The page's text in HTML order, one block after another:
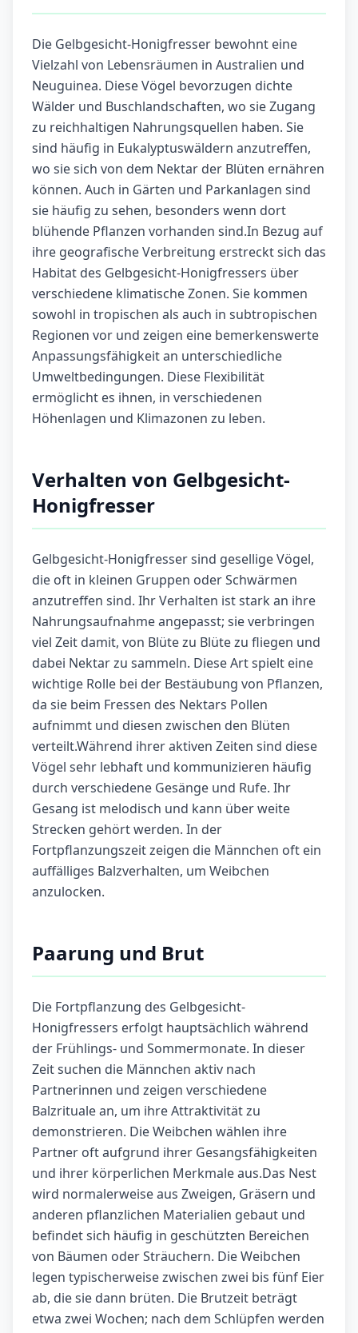
Die Gelbgesicht-Honigfresser bewohnt eine
Vielzahl von Lebensräumen in Australien und
Neuguinea. Diese Vögel bevorzugen dichte
Wälder und Buschlandschaften, wo sie Zugang
zu reichhaltigen Nahrungsquellen haben. Sie
sind häufig in Eukalyptuswäldern anzutreffen,
wo sie sich von dem Nektar der Blüten ernähren
können. Auch in Gärten und Parkanlagen sind
sie häufig zu sehen, besonders wenn dort
blühende Pflanzen vorhanden sind.In Bezug auf
ihre geografische Verbreitung erstreckt sich das
Habitat des Gelbgesicht-Honigfressers über
verschiedene klimatische Zonen. Sie kommen
sowohl in tropischen als auch in subtropischen
Regionen vor und zeigen eine bemerkenswerte
Anpassungsfähigkeit an unterschiedliche
Umweltbedingungen. Diese Flexibilität
ermöglicht es ihnen, in verschiedenen
Höhenlagen und Klimazonen zu leben.
Verhalten von Gelbgesicht-
Honigfresser
Gelbgesicht-Honigfresser sind gesellige Vögel,
die oft in kleinen Gruppen oder Schwärmen
anzutreffen sind. Ihr Verhalten ist stark an ihre
Nahrungsaufnahme angepasst; sie verbringen
viel Zeit damit, von Blüte zu Blüte zu fliegen und
dabei Nektar zu sammeln. Diese Art spielt eine
wichtige Rolle bei der Bestäubung von Pflanzen,
da sie beim Fressen des Nektars Pollen
aufnimmt und diesen zwischen den Blüten
verteilt.Während ihrer aktiven Zeiten sind diese
Vögel sehr lebhaft und kommunizieren häufig
durch verschiedene Gesänge und Rufe. Ihr
Gesang ist melodisch und kann über weite
Strecken gehört werden. In der
Fortpflanzungszeit zeigen die Männchen oft ein
auffälliges Balzverhalten, um Weibchen
anzulocken.
Paarung und Brut
Die Fortpflanzung des Gelbgesicht-
Honigfressers erfolgt hauptsächlich während
der Frühlings- und Sommermonate. In dieser
Zeit suchen die Männchen aktiv nach
Partnerinnen und zeigen verschiedene
Balzrituale an, um ihre Attraktivität zu
demonstrieren. Die Weibchen wählen ihre
Partner oft aufgrund ihrer Gesangsfähigkeiten
und ihrer körperlichen Merkmale aus.Das Nest
wird normalerweise aus Zweigen, Gräsern und
anderen pflanzlichen Materialien gebaut und
befindet sich häufig in geschützten Bereichen
von Bäumen oder Sträuchern. Die Weibchen
legen typischerweise zwischen zwei bis fünf Eier
ab, die sie dann brüten. Die Brutzeit beträgt
etwa zwei Wochen; nach dem Schlüpfen werden